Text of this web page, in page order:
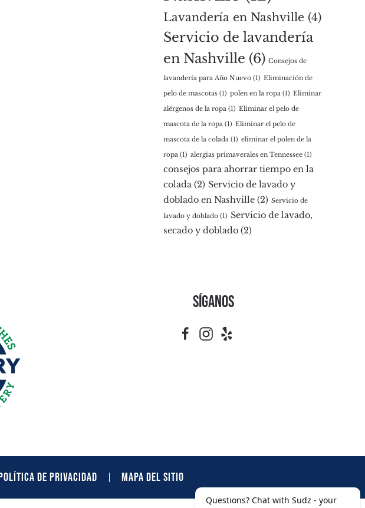
Lavandería en Nashville (4)
Servicio de lavandería
en Nashville (6) Consejos de
lavandería para Año Nuevo (1) Eliminación de
pelo de mascotas (1) polen en la ropa (1) Eliminar
alérgenos de la ropa (1) Eliminar el pelo de
mascota de la ropa (1) Eliminar el pelo de
mascota de la colada (1) eliminar el polen de la
ropa (1) alergias primaverales en Tennessee (1)
consejos para ahorrar tiempo en la
colada (2) Servicio de lavado y
doblado en Nashville (2) Servicio de
lavado y doblado (1) Servicio de lavado,
secado y doblado (2)
Síganos
DE PRIVACIDAD MAPA DEL SITIO